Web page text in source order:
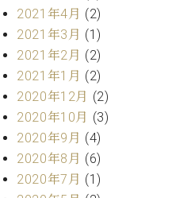
タ
イ
ン
レ
デ
ン
ス
ア
ッ
プ
画
収
録
サ
ー
ス
音
楽
教
室
2021年4月 (2)
2021年3月 (1)
2021年2月 (2)
2021年1月 (2)
2020年12月 (2)
2020年10月 (3)
2020年9月 (4)
2020年8月 (6)
2020年7月 (1)